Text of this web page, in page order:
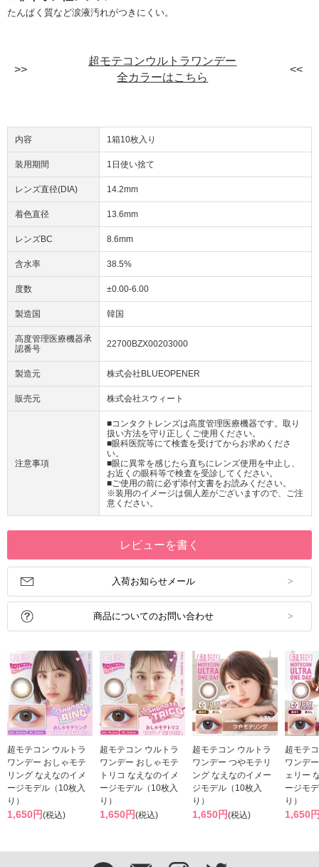
たんぱく質など涙液汚れがつきにくい。
超モテコンウルトラワンデー
全カラーはこちら
内容 1箱10枚入り
装用期間 1日使い捨て
レンズ直径(DIA) 14.2mm
着色直径 13.6mm
レンズBC 8.6mm
含水率 38.5%
度数 ±0.00-6.00
製造国 韓国
高度管理医療機器承
認番号
22700BZX00203000
製造元 株式会社BLUEOPENER
販売元 株式会社スウィート
注意事項
■コンタクトレンズは高度管理医療機器です。取り
扱い方法を守り正しくご使用ください。
■眼科医院等にて検査を受けてからお求めくださ
い。
■眼に異常を感じたら直ちにレンズ使用を中止し、
お近くの眼科等で検査を受診してください。
■ご使用の前に必ず添付文書をお読みください。
※装用のイメージは個人差がございますので、ご注
意ください。
レビューを書く
入荷お知らせメール
商品についてのお問い合わせ
超モテコン ウルトラ
ワンデー おしゃモテ
リング なえなのイメ
ージモデル（10枚入
り）
1,650円(税込)
超モテコン ウルトラ
ワンデー おしゃモテ
トリコ なえなのイメ
ージモデル（10枚入
り）
1,650円(税込)
超モテコン ウルトラ
ワンデー つやモテリ
ング なえなのイメー
ジモデル（10枚入
り）
1,650円(税込)
超モテ
ワンデ
ェリー
ージモ
り）
1,650